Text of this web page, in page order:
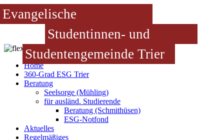
Evangelische
Studentinnen- und
Studentengemeinde Trier
Home
360-Grad ESG Trier
Beratung
Seelsorge (Mühling)
für ausländ. Studierende
Beratung (Schmithüsen)
ESG-Notfond
Aktuelles
Regelmäßiges